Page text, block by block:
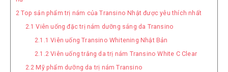
2 Top sản phẩm trị nám của Transino Nhật được yêu thích nhất
2.1 Viên uống đặc trị nám dưỡng sáng da Transino
2.1.1 Viên uống Transino Whitening Nhật Bản
2.1.2 Viên uống trắng da trị nám Transino White C Clear
2.2 Mỹ phẩm dưỡng da trị nám Transino